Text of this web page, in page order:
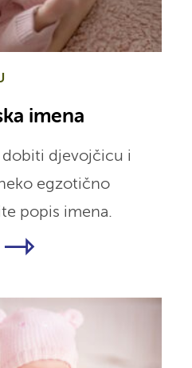
imena
dobiti djevojčicu i
egzotično
popis imena.